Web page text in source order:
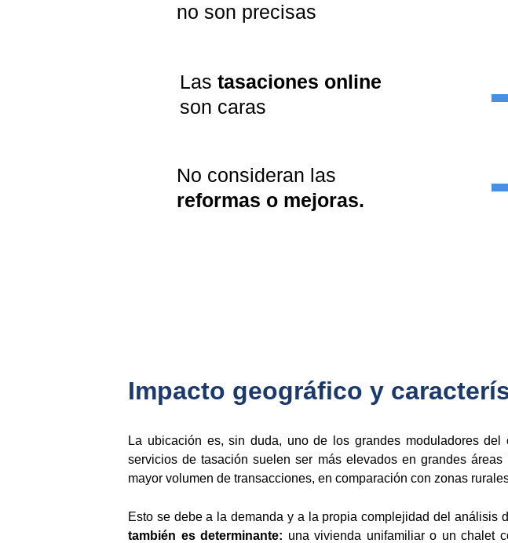
no son precisas
Las tasaciones online
son caras
No consideran las
reformas o mejoras.
Impacto geográfico y
La ubicación es, sin duda, uno de los grandes moduladores del
servicios de tasación suelen ser más elevados en grandes
mayor volumen de transacciones, en comparación con zonas
Esto se debe a la demanda y a la propia complejidad del
también es determinante: una vivienda unifamiliar o un chalet